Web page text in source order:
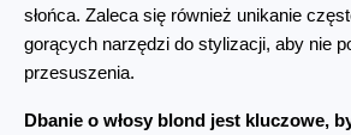
słońca. Zaleca się również unikanie
gorących narzędzi do stylizacji, aby nie
przesuszenia.
Dbanie o włosy blond jest kluczowe,